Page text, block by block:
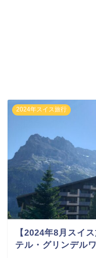
2024年スイス旅行
【2024年8月スイ
テル・グリンデル